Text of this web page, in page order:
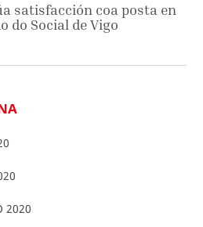
satisfacción coa posta en
do Social de Vigo
2020